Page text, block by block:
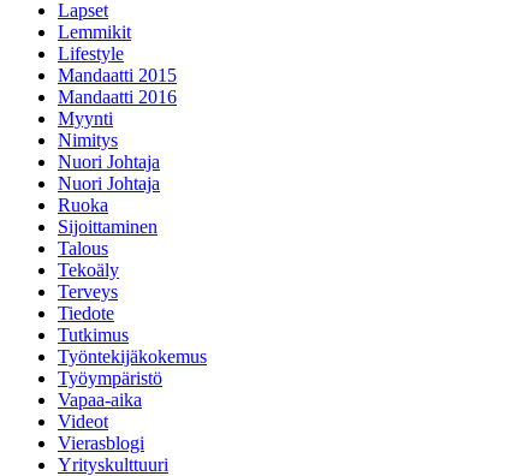
Lapset
Lemmikit
Lifestyle
Mandaatti 2015
Mandaatti 2016
Myynti
Nimitys
Nuori Johtaja
Nuori Johtaja
Ruoka
Sijoittaminen
Talous
Tekoäly
Terveys
Tiedote
Tutkimus
Työntekijäkokemus
Työympäristö
Vapaa-aika
Videot
Vierasblogi
Yrityskulttuuri